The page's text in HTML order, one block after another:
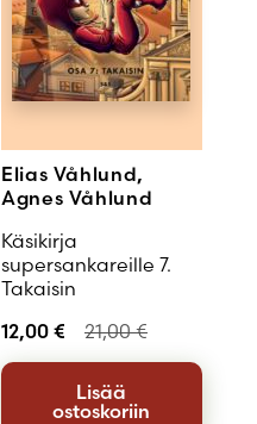
Elias Våhlund,
Agnes Våhlund
Käsikirja
supersankareille 7.
Takaisin
12,00 € 21,00€
Lisää
ostoskoriin